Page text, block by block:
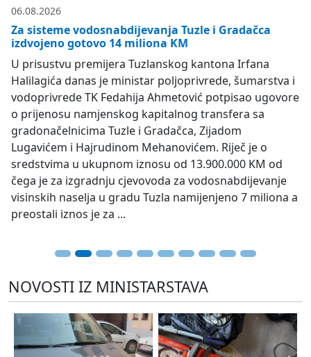
04.08.2026
Održana 48. vanredna sjednica Vlade TK
Na današnjoj vanrednoj sjednici Vlada Tuzlanskog
kantona donijela je Odluku o odobravanju 10.000 KM
sa potrošačke jedinice “Organizacije i udruženje
Tuzlanskog kantona” za 2026. godinu Radničkom
sportskom društvu „Sloboda“ za namjene tekućeg
poslovanja Kuće sporta. Vlada je donijela i odluku
kojom odobrava sredstva sa budžetske pozicije
Troškovi manifestacija u iznosu od 5.000 KM Turističkoj
zajednici Grada Lukavac na ime...
NOVOSTI IZ MINISTARSTAVA